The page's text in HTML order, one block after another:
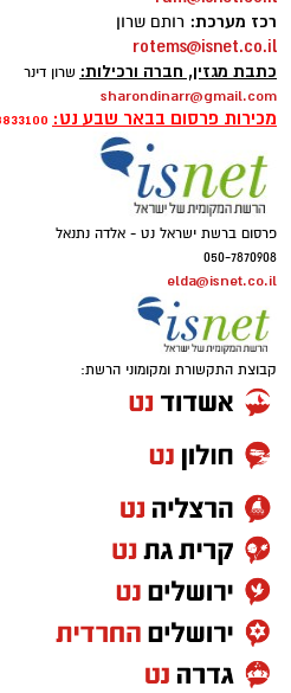
רכז מערכת: רותם שרון
rotems@isnet.co.il
כתבת מגזין, חברה ורכילות: שרון דינר
sharondinarr@gmail.com
מכירות פרסום בבאר שבע נט:
פרסום ברשת ישראל נט - אלדה נתנאל
050-7870908
elda@isnet.co.il
קבוצת התקשורת ומקומוני הרשת: